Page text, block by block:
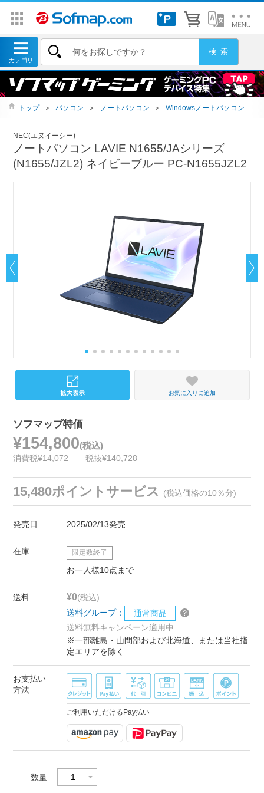
トップ ＞ パソコン ＞ ノートパソコン ＞ Windowsノートパソコン
NEC(エヌイーシー)
ノートパソコン LAVIE N1655/JAシリーズ
(N1655/JZL2) ネイビーブルー PC-N1655JZL2
お気に入りに追加
ソフマップ特価
¥154,800(税込)
消費税¥14,072 税抜¥140,728
15,480ポイントサービス (税込価格の10％分)
発売日 2025/02/13発売
在庫 限定数終了
お一人様10点まで
送料 ¥0(税込)
送料グループ：
通常商品
送料無料キャンペーン適用中
※一部離島・山間部および北海道、または当社指
定エリアを除く
お支払い
方法
ご利用いただけるPay払い
数量